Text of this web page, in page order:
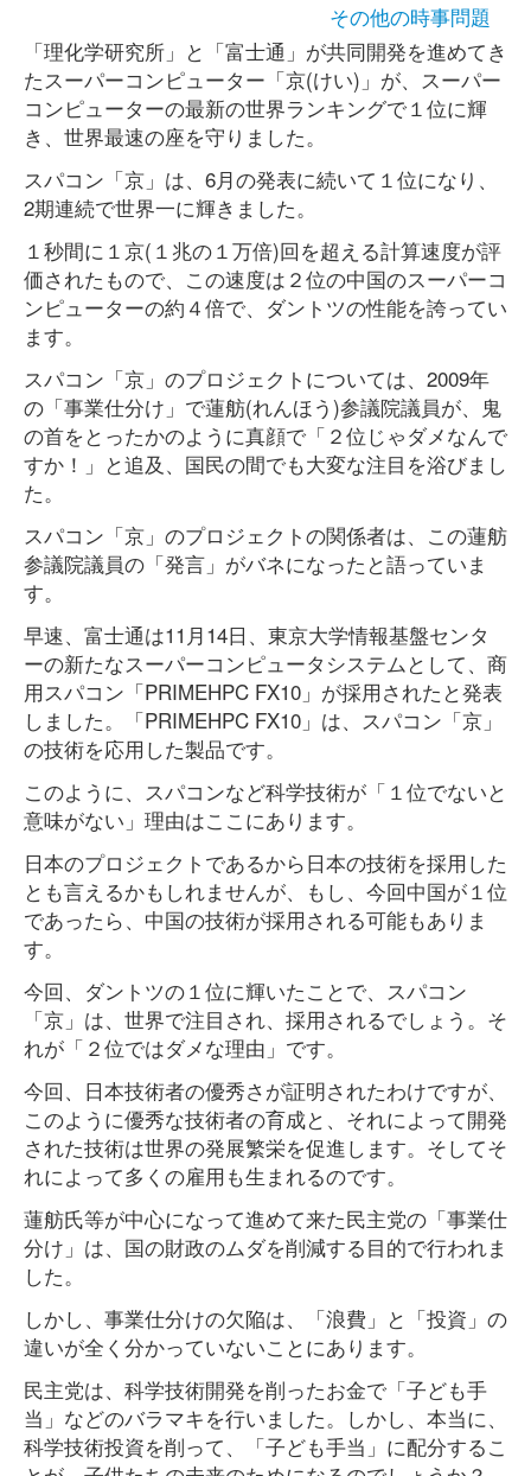
その他の時事問題
「理化学研究所」と「富士通」が共同開発を進めてき
たスーパーコンピューター「京(けい)」が、スーパー
コンピューターの最新の世界ランキングで１位に輝
き、世界最速の座を守りました。
スパコン「京」は、6月の発表に続いて１位になり、
2期連続で世界一に輝きました。
１秒間に１京(１兆の１万倍)回を超える計算速度が評
価されたもので、この速度は２位の中国のスーパーコ
ンピューターの約４倍で、ダントツの性能を誇ってい
ます。
スパコン「京」のプロジェクトについては、2009年
の「事業仕分け」で蓮舫(れんほう)参議院議員が、鬼
の首をとったかのように真顔で「２位じゃダメなんで
すか！」と追及、国民の間でも大変な注目を浴びまし
た。
スパコン「京」のプロジェクトの関係者は、この蓮舫
参議院議員の「発言」がバネになったと語っていま
す。
早速、富士通は11月14日、東京大学情報基盤センタ
ーの新たなスーパーコンピュータシステムとして、商
用スパコン「PRIMEHPC FX10」が採用されたと発表
しました。「PRIMEHPC FX10」は、スパコン「京」
の技術を応用した製品です。
このように、スパコンなど科学技術が「１位でないと
意味がない」理由はここにあります。
日本のプロジェクトであるから日本の技術を採用した
とも言えるかもしれませんが、もし、今回中国が１位
であったら、中国の技術が採用される可能もありま
す。
今回、ダントツの１位に輝いたことで、スパコン
「京」は、世界で注目され、採用されるでしょう。そ
れが「２位ではダメな理由」です。
今回、日本技術者の優秀さが証明されたわけですが、
このように優秀な技術者の育成と、それによって開発
された技術は世界の発展繁栄を促進します。そしてそ
れによって多くの雇用も生まれるのです。
蓮舫氏等が中心になって進めて来た民主党の「事業仕
分け」は、国の財政のムダを削減する目的で行われま
した。
しかし、事業仕分けの欠陥は、「浪費」と「投資」の
違いが全く分かっていないことにあります。
民主党は、科学技術開発を削ったお金で「子ども手
当」などのバラマキを行いました。しかし、本当に、
科学技術投資を削って、「子ども手当」に配分するこ